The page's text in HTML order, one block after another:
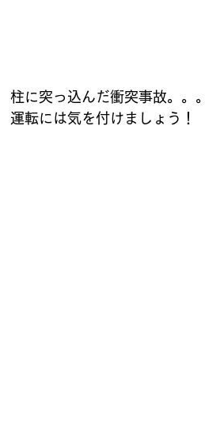
柱に突っ込んだ衝突事故。。。
運転には気を付けましょう！